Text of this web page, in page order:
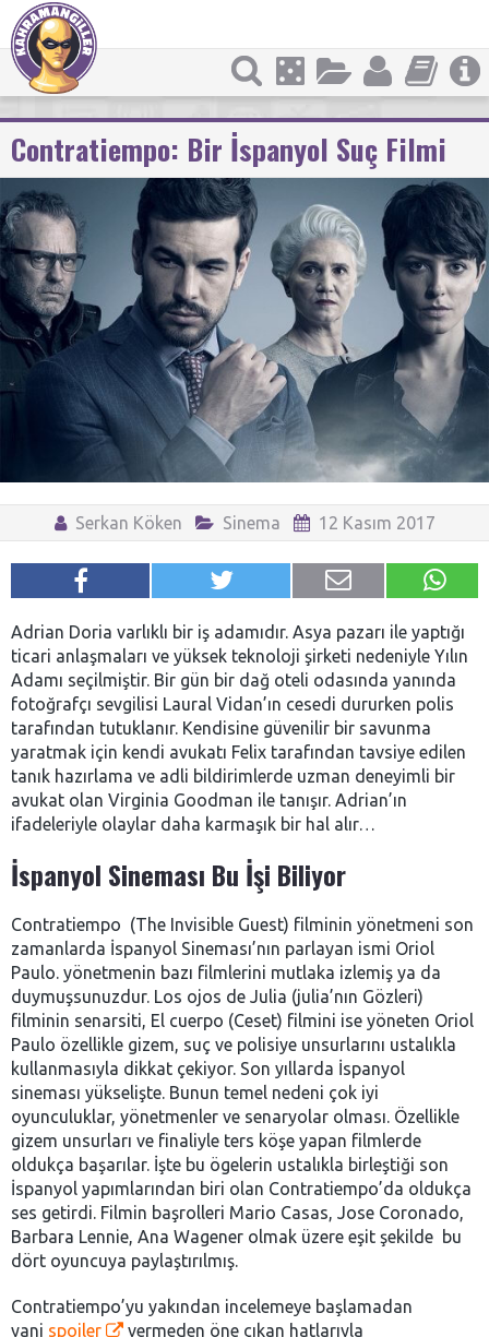
Contratiempo: Bir İspanyol Suç Filmi
Serkan Köken Sinema 12 Kasım 2017
Adrian Doria varlıklı bir iş adamıdır. Asya pazarı ile yaptığı
ticari anlaşmaları ve yüksek teknoloji şirketi nedeniyle Yılın
Adamı seçilmiştir. Bir gün bir dağ oteli odasında yanında
fotoğrafçı sevgilisi Laural Vidan’ın cesedi dururken polis
tarafından tutuklanır. Kendisine güvenilir bir savunma
yaratmak için kendi avukatı Felix tarafından tavsiye edilen
tanık hazırlama ve adli bildirimlerde uzman deneyimli bir
avukat olan Virginia Goodman ile tanışır. Adrian’ın
ifadeleriyle olaylar daha karmaşık bir hal alır…
İspanyol Sineması Bu İşi Biliyor
Contratiempo (The Invisible Guest) filminin yönetmeni son
zamanlarda İspanyol Sineması’nın parlayan ismi Oriol
Paulo. yönetmenin bazı filmlerini mutlaka izlemiş ya da
duymuşsunuzdur. Los ojos de Julia (julia’nın Gözleri)
filminin senarsiti, El cuerpo (Ceset) filmini ise yöneten Oriol
Paulo özellikle gizem, suç ve polisiye unsurlarını ustalıkla
kullanmasıyla dikkat çekiyor. Son yıllarda İspanyol
sineması yükselişte. Bunun temel nedeni çok iyi
oyunculuklar, yönetmenler ve senaryolar olması. Özellikle
gizem unsurları ve finaliyle ters köşe yapan filmlerde
oldukça başarılar. İşte bu ögelerin ustalıkla birleştiği son
İspanyol yapımlarından biri olan Contratiempo’da oldukça
ses getirdi. Filmin başrolleri Mario Casas, Jose Coronado,
Barbara Lennie, Ana Wagener olmak üzere eşit şekilde bu
dört oyuncuya paylaştırılmış.
Contratiempo’yu yakından incelemeye başlamadan
yani spoiler
vermeden öne çıkan hatlarıyla